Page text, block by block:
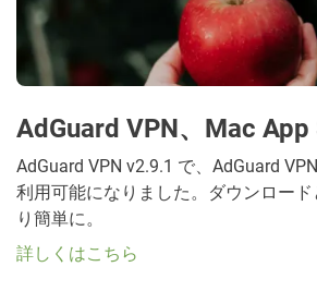
AdGuard VPN、Mac
AdGuard VPN v2.9.1 で、AdGuard
利用可能になりました。ダウンロー
り簡単に。
詳しくはこちら